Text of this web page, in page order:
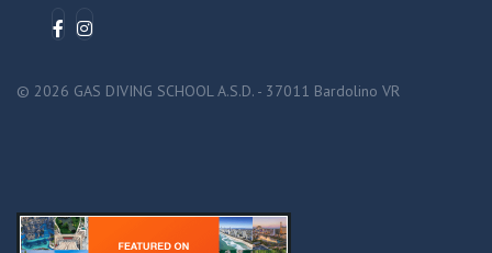
© 2026 GAS DIVING SCHOOL A.S.D. - 37011 Bardolino VR